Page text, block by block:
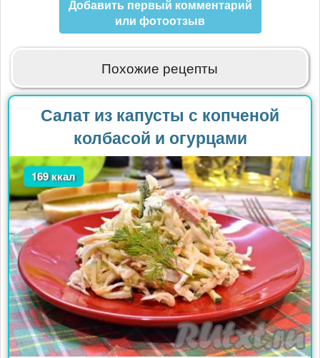
Добавить первый комментарий
или фотоотзыв
Похожие рецепты
Салат из капусты с копченой
колбасой и огурцами
169 ккал